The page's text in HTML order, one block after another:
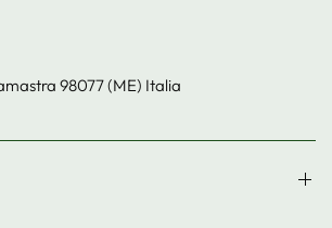
98077 (ME) Italia